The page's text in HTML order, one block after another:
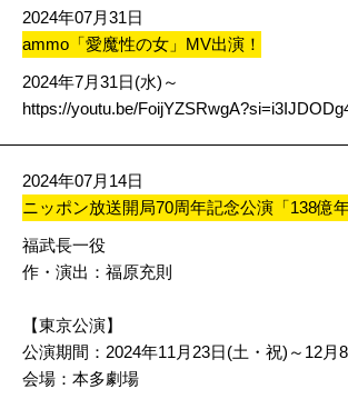
2024年07月31日
ammo「愛魔性の女」MV出演！
2024年7月31日(水)～
https://youtu.be/
2024年07月14日
ニッポン放送開局70周年記念公演「138億
福武長一役
作・演出：福原充則
【東京公演】
公演期間：2024年11月23日(土・祝)～12月
会場：本多劇場